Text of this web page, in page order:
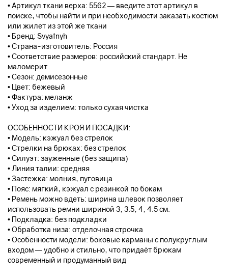
• Артикул ткани верха: 5562 — введите этот артикул в
поиске, чтобы найти и при необходимости заказать костюм
или жилет из этой же ткани
• Бренд: Svyatnyh
• Страна-изготовитель: Россия
• Соответствие размеров: российский стандарт. Не
маломерит
• Сезон: демисезонные
• Цвет: бежевый
• Фактура: меланж
• Уход за изделием: только сухая чистка
ОСОБЕННОСТИ КРОЯ И ПОСАДКИ:
• Модель: кэжуал без стрелок
• Стрелки на брюках: без стрелок
• Силуэт: зауженные (без защипа)
• Линия талии: средняя
• Застежка: молния, пуговица
• Пояс: мягкий, кэжуал с резинкой по бокам
• Ремень можно вдеть: ширина шлевок позволяет
использовать ремни шириной 3, 3.5, 4, 4.5 см.
• Подкладка: без подкладки
• Обработка низа: отделочная строчка
• Особенности модели: боковые карманы с полукруглым
входом — удобно и стильно, что придаёт брюкам
современный и продуманный вид